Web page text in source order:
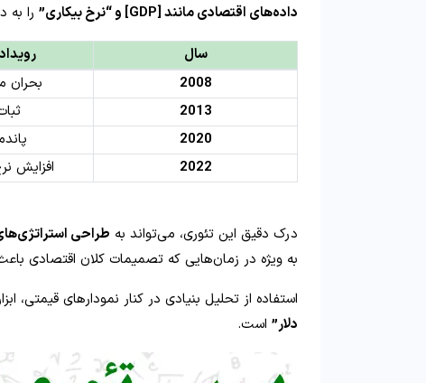
داده‌های اقتصادی مانند [GDP] و “نرخ بیکاری”
را
سال
2008
بحران
2013
2020
2022
افزایش
درک دقیق این تئوری، می‌تواند به طراحی
به‌ ویژه در زمان‌هایی که تصمیمات کلان اقتصادی
استفاده از تحلیل بنیادی در کنار نمودارهای قیمتی،
دلار” است.